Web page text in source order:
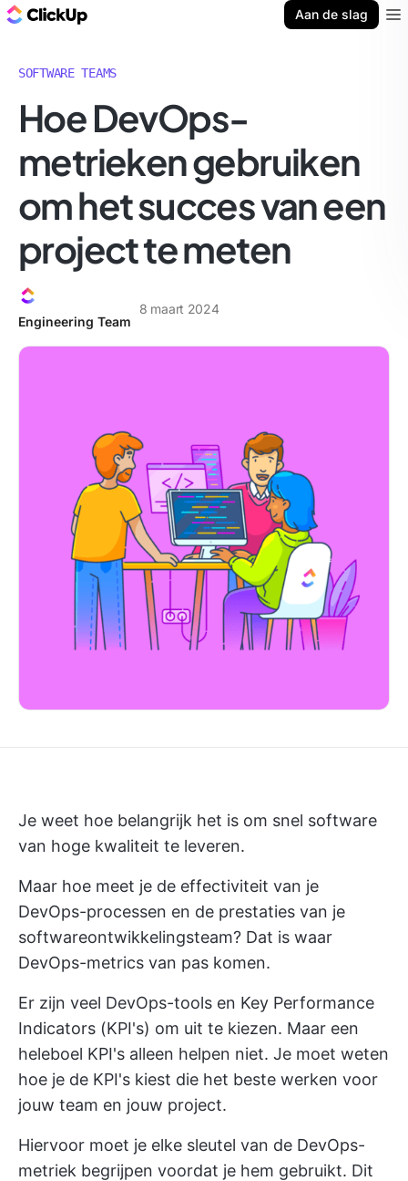
Aan de slag
SOFTWARE TEAMS
Hoe DevOps-
metrieken gebruiken
om het succes van een
project te meten
Engineering Team
8 maart 2024
Je weet hoe belangrijk het is om snel software
van hoge kwaliteit te leveren.
Maar hoe meet je de effectiviteit van je
DevOps-processen en de prestaties van je
softwareontwikkelingsteam? Dat is waar
DevOps-metrics van pas komen.
Er zijn veel DevOps-tools en Key Performance
Indicators (KPI's) om uit te kiezen. Maar een
heleboel KPI's alleen helpen niet. Je moet weten
hoe je de KPI's kiest die het beste werken voor
jouw team en jouw project.
Hiervoor moet je elke sleutel van de DevOps-
metriek begrijpen voordat je hem gebruikt. Dit